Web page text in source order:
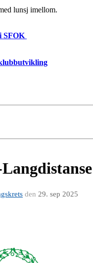
lunsj imellom.
SFOK
den 29. sep 2025